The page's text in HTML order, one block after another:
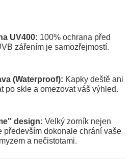
UV400: 100% ochrana před
zářením je samozřejmostí.
(Waterproof): Kapky deště ani
po skle a omezovat váš výhled.
design: Velký zorník nejen
především dokonale chrání vaše
a nečistotami.